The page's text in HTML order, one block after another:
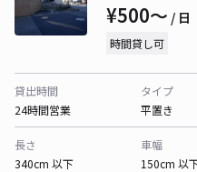
¥500〜 / 日
時間貸し可
貸出時間
24時間営業
タイプ
平置き
長さ
340cm 以下
車幅
150cm 以